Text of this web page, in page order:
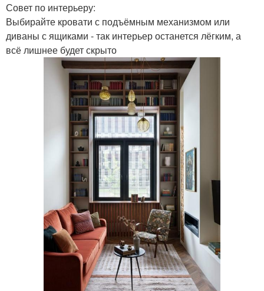
Совет по интерьеру:
Выбирайте кровати с подъёмным механизмом или
диваны с ящиками - так интерьер останется лёгким, а
всё лишнее будет скрыто